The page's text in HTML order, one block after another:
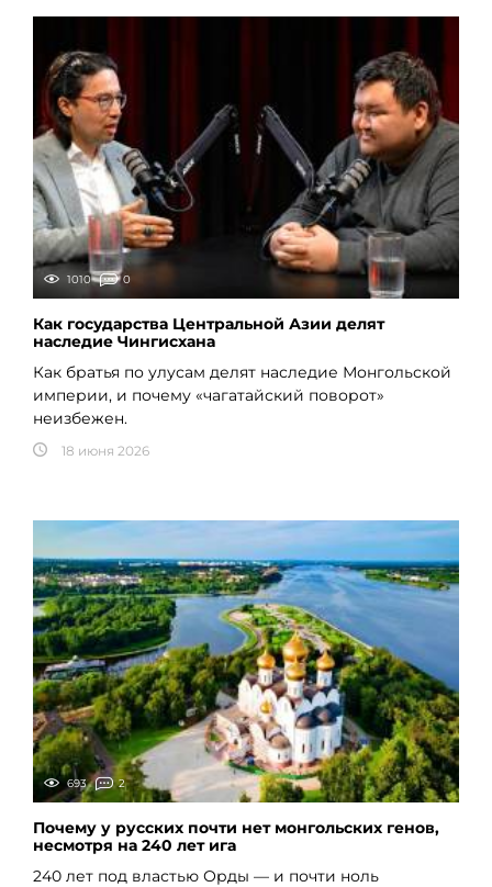
1010 0
Как государства Центральной Азии делят
наследие Чингисхана
Как братья по улусам делят наследие Монгольской
империи, и почему «чагатайский поворот»
неизбежен.
18 июня 2026
693 2
Почему у русских почти нет монгольских генов,
несмотря на 240 лет ига
240 лет под властью Орды — и почти ноль